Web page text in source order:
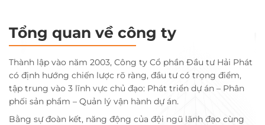
Tổng quan về công ty
Thành lập vào năm 2003, Công ty Cổ phần Đầu tư Hải Phát
có định hướng chiến lược rõ ràng, đầu tư có trọng điểm,
tập trung vào 3 lĩnh vực chủ đạo: Phát triển dự án – Phân
phối sản phẩm – Quản lý vận hành dự án.
Bằng sự đoàn kết, năng động của đội ngũ lãnh đạo cùng